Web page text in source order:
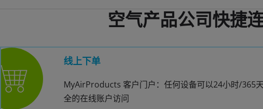
空气产品公司快捷
线上下单
MyAirProducts 客户门户：任何设备可以24小时/365
全的在线账户访问